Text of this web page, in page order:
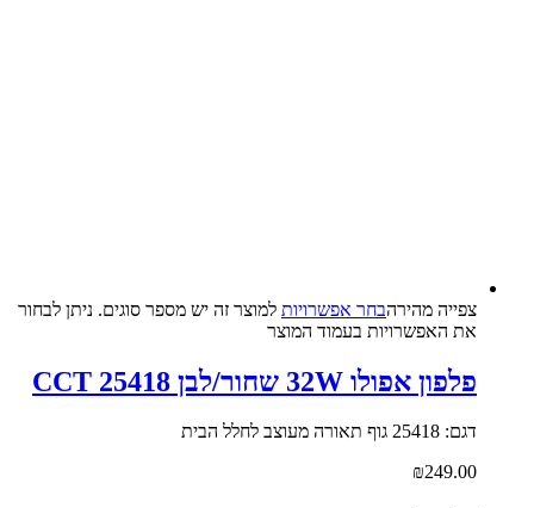
צפייה‬ ‫מהירה‬בחר אפשרויות למוצר זה יש מספר סוגים. ניתן לבחור
את האפשרויות בעמוד המוצר
פלפון אפולו 32W שחור/לבן CCT 25418
דגם: 25418 גוף תאורה מעוצב לחלל הבית
₪249.00